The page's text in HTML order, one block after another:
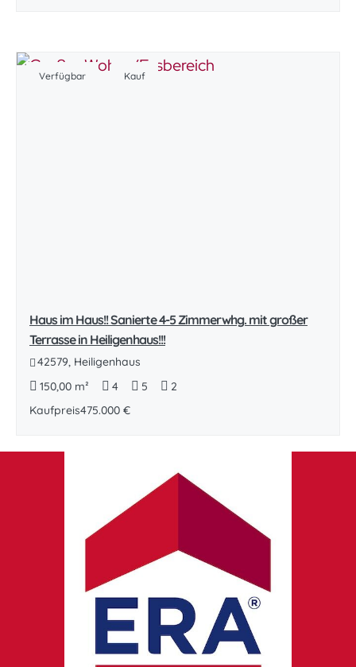
Verfügbar Kauf
Haus im Haus!! Sanierte 4-5 Zimmerwhg. mit großer
Terrasse in Heiligenhaus!!!
42579, Heiligenhaus
150,00 m²
4 5
2
Kaufpreis475.000 €